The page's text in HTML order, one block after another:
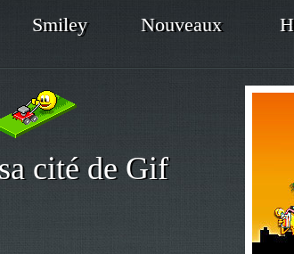
Smiley Nouveaux
cité de Gif